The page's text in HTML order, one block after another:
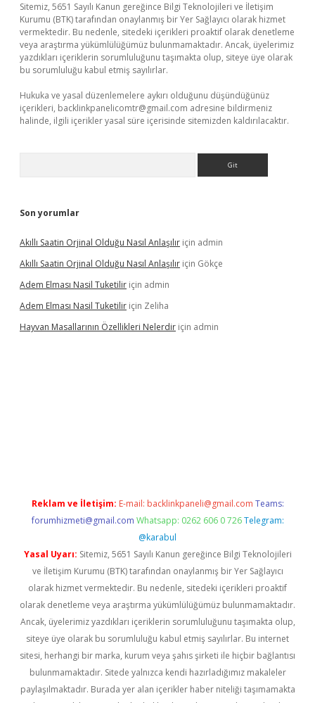
Sitemiz, 5651 Sayılı Kanun gereğince Bilgi Teknolojileri ve İletişim
Kurumu (BTK) tarafından onaylanmış bir Yer Sağlayıcı olarak hizmet
vermektedir. Bu nedenle, sitedeki içerikleri proaktif olarak denetleme
veya araştırma yükümlülüğümüz bulunmamaktadır. Ancak, üyelerimiz
yazdıkları içeriklerin sorumluluğunu taşımakta olup, siteye üye olarak
bu sorumluluğu kabul etmiş sayılırlar.
Hukuka ve yasal düzenlemelere aykırı olduğunu düşündüğünüz
içerikleri, backlinkpanelicomtr@gmail.com adresine bildirmeniz
halinde, ilgili içerikler yasal süre içerisinde sitemizden kaldırılacaktır.
Son yorumlar
Akıllı Saatin Orjinal Olduğu Nasıl Anlaşılır için admin
Akıllı Saatin Orjinal Olduğu Nasıl Anlaşılır için Gökçe
Adem Elması Nasil Tuketilir için admin
Adem Elması Nasil Tuketilir için Zeliha
Hayvan Masallarının Özellikleri Nelerdir için admin
Reklam ve İletişim: E-mail: backlinkpaneli@gmail.com Teams:
forumhizmeti@gmail.com Whatsapp: 0262 606 0 726 Telegram:
@karabul
Yasal Uyarı: Sitemiz, 5651 Sayılı Kanun gereğince Bilgi Teknolojileri
ve İletişim Kurumu (BTK) tarafından onaylanmış bir Yer Sağlayıcı
olarak hizmet vermektedir. Bu nedenle, sitedeki içerikleri proaktif
olarak denetleme veya araştırma yükümlülüğümüz bulunmamaktadır.
Ancak, üyelerimiz yazdıkları içeriklerin sorumluluğunu taşımakta olup,
siteye üye olarak bu sorumluluğu kabul etmiş sayılırlar. Bu internet
sitesi, herhangi bir marka, kurum veya şahıs şirketi ile hiçbir bağlantısı
bulunmamaktadır. Sitede yalnızca kendi hazırladığımız makaleler
paylaşılmaktadır. Burada yer alan içerikler haber niteliği taşımamakta